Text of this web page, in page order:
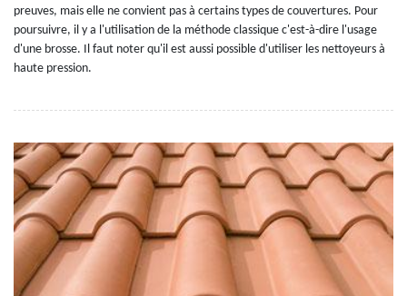
preuves, mais elle ne convient pas à certains types de couvertures. Pour
poursuivre, il y a l'utilisation de la méthode classique c'est-à-dire l'usage
d'une brosse. Il faut noter qu'il est aussi possible d'utiliser les nettoyeurs à
haute pression.